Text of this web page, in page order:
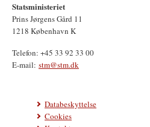
Statsministeriet
Prins Jørgens Gård 11
1218 København K
Telefon: +45 33 92 33 00
E-mail: stm@stm.dk
Databeskyttelse
Cookies